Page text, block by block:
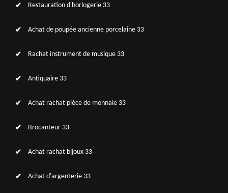
Restauration d'horlogerie 33
Achat de poupée ancienne porcelaine 33
Rachat instrument de musique 33
Antiquaire 33
Achat rachat pièce de monnaie 33
Brocanteur 33
Achat rachat bijoux 33
Achat d'argenterie 33